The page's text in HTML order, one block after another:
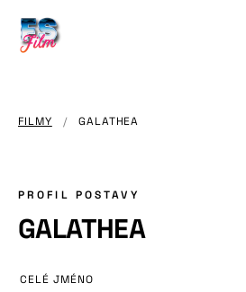
OBSAHU
FILMY / GALATHEA
PROFIL POSTAVY
GALATHEA
CELÉ JMÉNO